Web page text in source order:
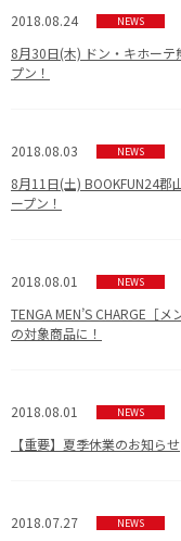
2018.08.24 NEWS
8月30日(木) ドン・キホーテ
プン！
2018.08.03 NEWS
8月11日(土) BOOKFUN24郡
ープン！
2018.08.01 NEWS
TENGA MEN’S CHARGE［
の対象商品に！
2018.08.01 NEWS
【重要】夏季休業のお知らせ
2018.07.27 NEWS